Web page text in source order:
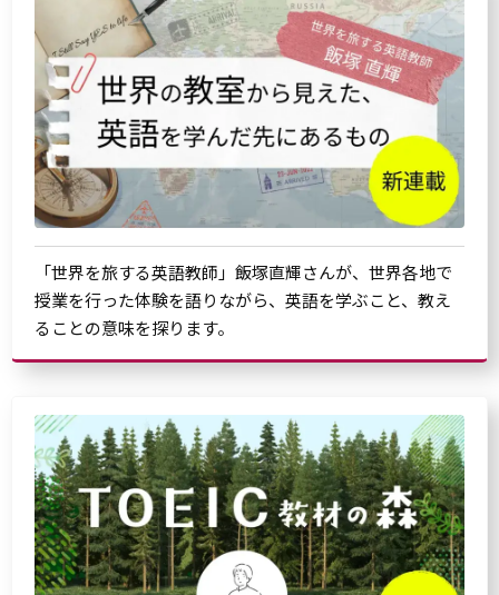
「世界を旅する英語教師」飯塚直輝さんが、世界各地で
授業を行った体験を語りながら、英語を学ぶこと、教え
ることの意味を探ります。